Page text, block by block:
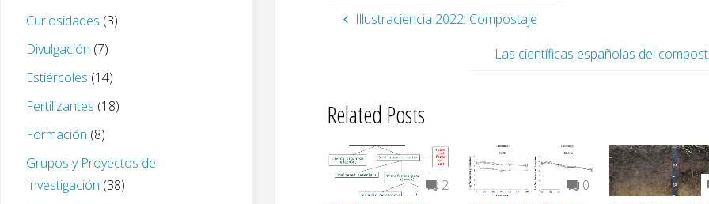
Illustraciencia 2022: Compostaje
Las científicas españolas del compost
Related Posts
2
0
Curiosidades (3)
Divulgación (7)
Estiércoles (14)
Fertilizantes (18)
Formación (8)
Grupos y Proyectos de
Investigación (38)